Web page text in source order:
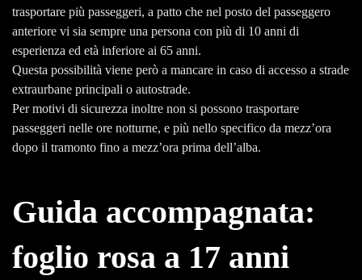
trasportare più passeggeri, a patto che nel posto del passeggero
anteriore vi sia sempre una persona con più di 10 anni di
esperienza ed età inferiore ai 65 anni.
Questa possibilità viene però a mancare in caso di accesso a strade
extraurbane principali o autostrade.
Per motivi di sicurezza inoltre non si possono trasportare
passeggeri nelle ore notturne, e più nello specifico da mezz’ora
dopo il tramonto fino a mezz’ora prima dell’alba.
Guida accompagnata:
foglio rosa a 17 anni